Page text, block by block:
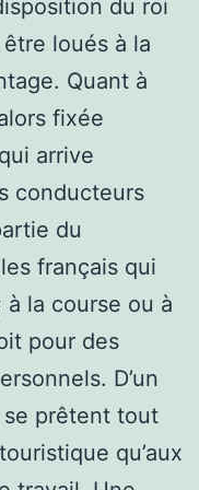
du roi
loués à la
Quant à
fixée
arrive
conducteurs
du
français qui
la course ou à
pour des
D’un
prêtent tout
qu’aux